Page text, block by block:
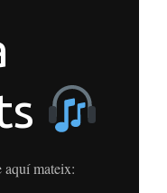
aquí mateix: